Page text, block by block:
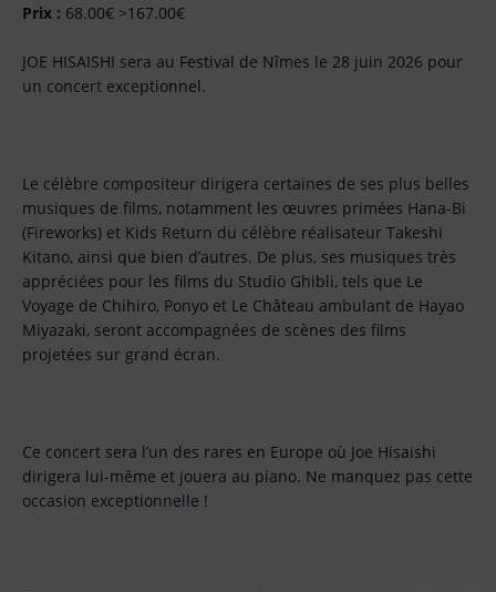
Prix : 68.00€ >167.00€
JOE HISAISHI sera au Festival de Nîmes le 28 juin 2026 pour
un concert exceptionnel.
Le célèbre compositeur dirigera certaines de ses plus belles
musiques de films, notamment les œuvres primées Hana-Bi
(Fireworks) et Kids Return du célèbre réalisateur Takeshi
Kitano, ainsi que bien d’autres. De plus, ses musiques très
appréciées pour les films du Studio Ghibli, tels que Le
Voyage de Chihiro, Ponyo et Le Château ambulant de Hayao
Miyazaki, seront accompagnées de scènes des films
projetées sur grand écran.
Ce concert sera l’un des rares en Europe où Joe Hisaishi
dirigera lui-même et jouera au piano. Ne manquez pas cette
occasion exceptionnelle !